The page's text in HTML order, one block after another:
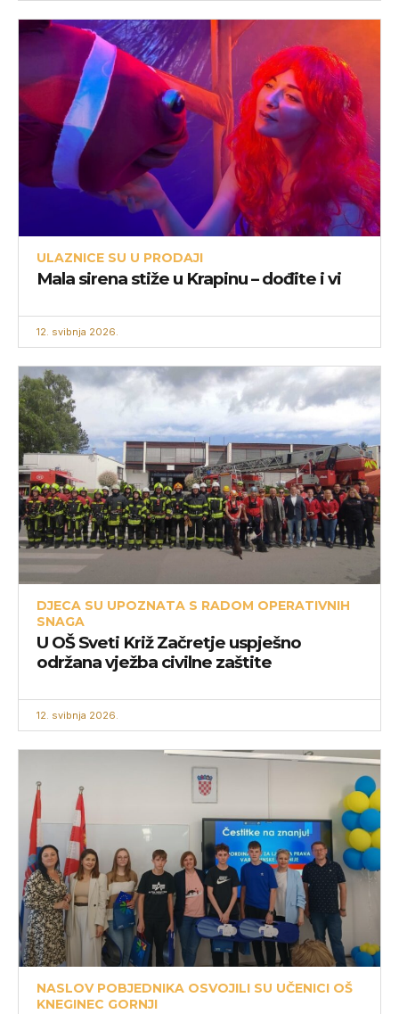
ULAZNICE SU U PRODAJI
Mala sirena stiže u Krapinu – dođite i vi
12. svibnja 2026.
DJECA SU UPOZNATA S RADOM OPERATIVNIH
SNAGA
U OŠ Sveti Križ Začretje uspješno
održana vježba civilne zaštite
12. svibnja 2026.
NASLOV POBJEDNIKA OSVOJILI SU UČENICI OŠ
KNEGINEC GORNJI